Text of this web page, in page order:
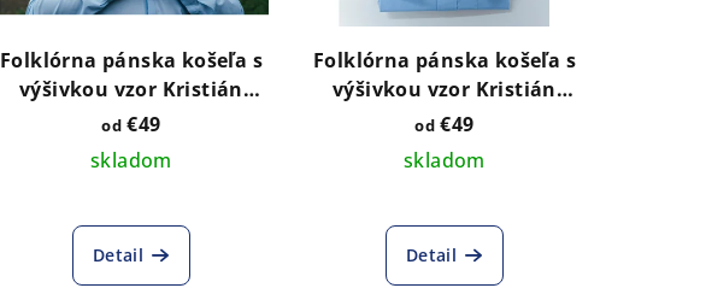
Folklórna pánska košeľa s
výšivkou vzor Kristián
svetlomodrý
od €49
skladom
Detail
Folklórna pánska košeľa s
výšivkou vzor Kristián
jednofarebný modrý
od €49
skladom
Detail